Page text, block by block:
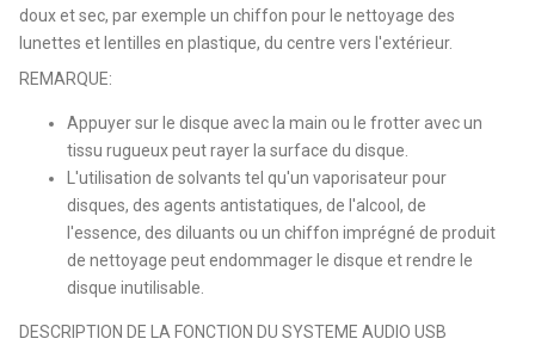
doux et sec, par exemple un chiffon pour le nettoyage des
lunettes et lentilles en plastique, du centre vers l'extérieur.
REMARQUE:
Appuyer sur le disque avec la main ou le frotter avec un
tissu rugueux peut rayer la surface du disque.
L'utilisation de solvants tel qu'un vaporisateur pour
disques, des agents antistatiques, de l'alcool, de
l'essence, des diluants ou un chiffon imprégné de produit
de nettoyage peut endommager le disque et rendre le
disque inutilisable.
DESCRIPTION DE LA FONCTION DU SYSTEME AUDIO USB